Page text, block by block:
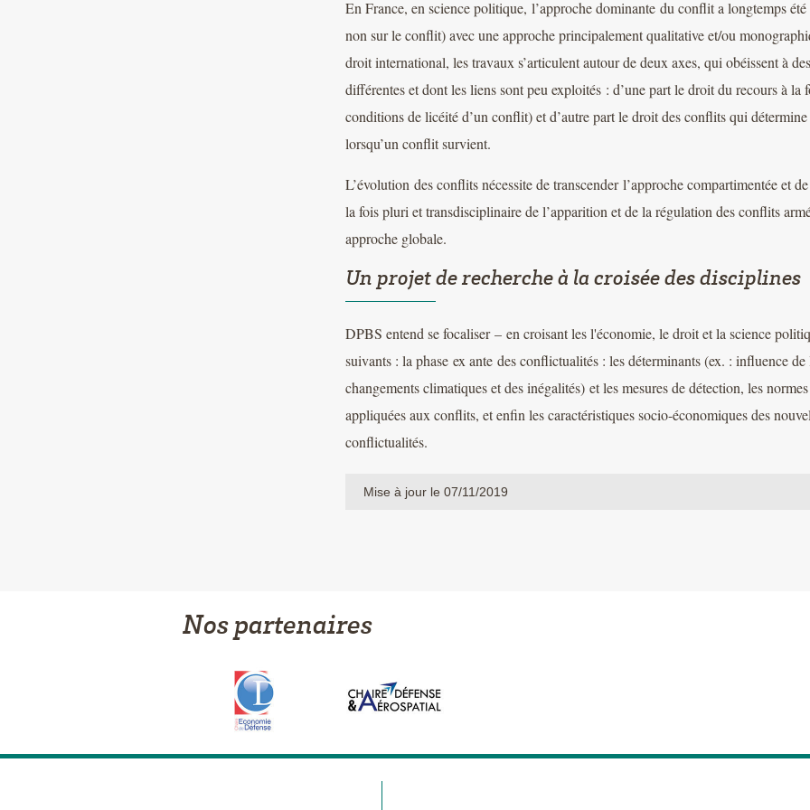
En France, en science politique, l’approche dominante du conflit a longtemps
non sur le conflit) avec une approche principalement qualitative et/ou
droit international, les travaux s’articulent autour de deux axes, qui obéissent à
différentes et dont les liens sont peu exploités : d’une part le droit du recours à la
conditions de licéité d’un conflit) et d’autre part le droit des conflits qui
lorsqu’un conflit survient.
L’évolution des conflits nécessite de transcender l’approche compartimentée et
la fois pluri et transdisciplinaire de l’apparition et de la régulation des conflits
approche globale.
Un projet de recherche à la croisée des disciplines
DPBS entend se focaliser – en croisant les l'économie, le droit et la science
suivants : la phase ex ante des conflictualités : les déterminants (ex. : influence
changements climatiques et des inégalités) et les mesures de détection, les
appliquées aux conflits, et enfin les caractéristiques socio-économiques des
conflictualités.
Mise à jour le 07/11/2019
Nos partenaires